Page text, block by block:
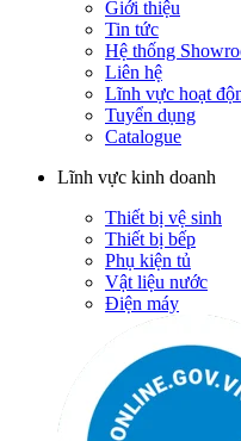
Giới thiệu
Tin tức
Hệ thống
Liên hệ
Lĩnh vực hoạt
Tuyển dụng
Catalogue
Lĩnh vực kinh doanh
Thiết bị vệ sinh
Thiết bị bếp
Phụ kiện tủ
Vật liệu nước
Điện máy